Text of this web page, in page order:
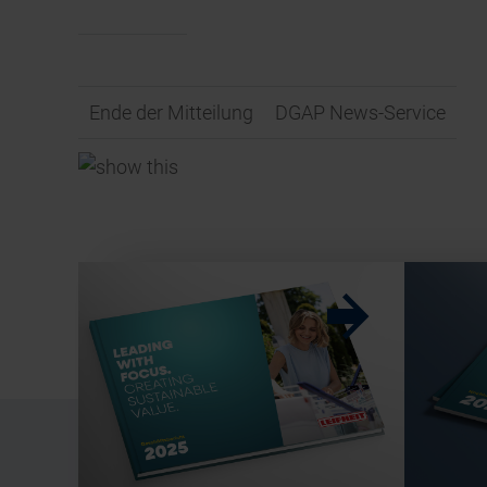
Ende der Mitteilung DGAP News-Service
w